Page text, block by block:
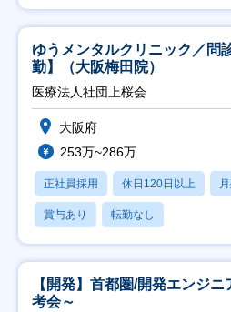
ゆうメンタルクリニック／問
勤】（大阪梅田院）
医療法人社団上桜会
大阪府
253万~286万
正社員採用 休日120日以上
賞与あり 転勤なし
【開発】首都圏/開発エンジ
考会～